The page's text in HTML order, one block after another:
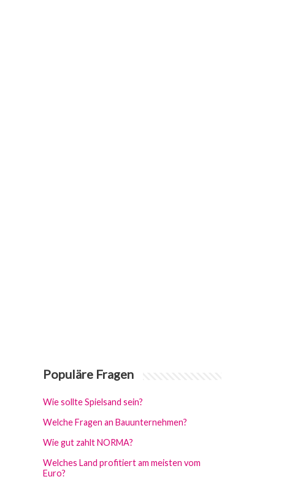
Populäre Fragen
Wie sollte Spielsand sein?
Welche Fragen an Bauunternehmen?
Wie gut zahlt NORMA?
Welches Land profitiert am meisten vom
Euro?